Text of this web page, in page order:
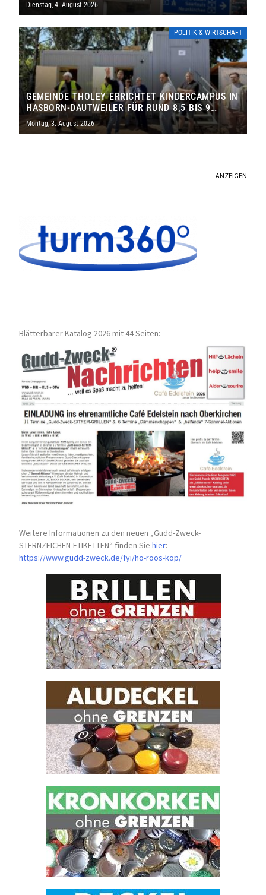
Dienstag, 4. August 2026
POLITIK & WIRTSCHAFT
GEMEINDE THOLEY ERRICHTET KINDERCAMPUS IN
HASBORN-DAUTWEILER FÜR RUND 8,5 BIS 9
MILLIONEN EURO
Montag, 3. August 2026
ANZEIGEN
Blätterbarer Katalog 2026 mit 44 Seiten:
Weitere Informationen zu den neuen „Gudd-Zweck-
STERNZEICHEN-ETIKETTEN“ finden Siehier:
https://www.gudd-zweck.de/fyi/ho-roos-kop/